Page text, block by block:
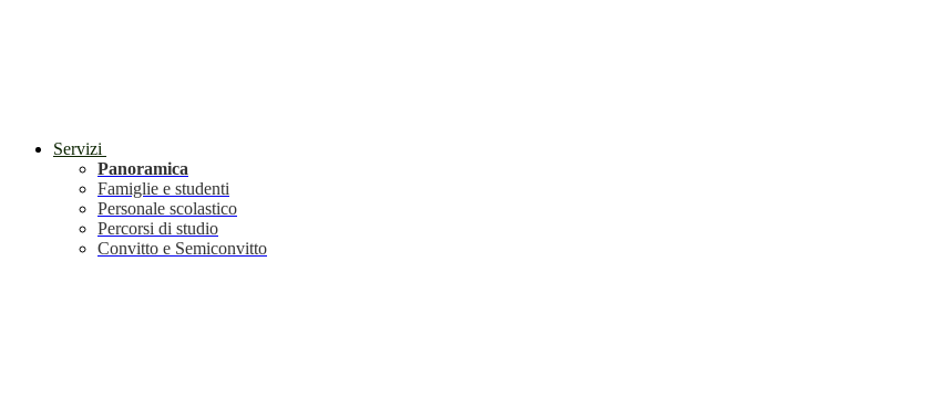
Servizi
Panoramica
Famiglie e studenti
Personale scolastico
Percorsi di studio
Convitto e Semiconvitto